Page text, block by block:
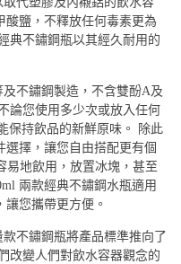
鹽，不釋放任何毒素更為
典不鏽鋼瓶以其經久耐用的
不鏽鋼製造，不含雙酚A及
論您使用多少次或放入任何
保持飲品的新鮮原味。 除此
選擇，讓您自由搭配更有個
易地飲用，放置冰塊，甚至
兩款經典不鏽鋼水瓶適用
您攜帶更方便。
不鏽鋼瓶將產品標準推向了
改變人們對飲水容器觀念的